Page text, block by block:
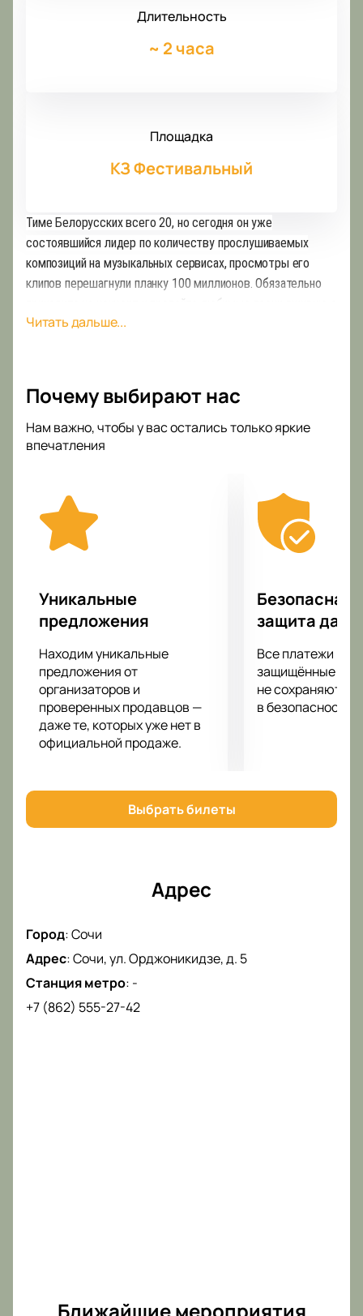
Длительность
~ 2 часа
Площадка
КЗ Фестивальный
Тиме Белорусских всего 20, но сегодня он уже
состоявшийся лидер по количеству прослушиваемых
композиций на музыкальных сервисах, просмотры его
клипов перешагнули планку 100 миллионов. Обязательно
их автором!
Читать дальше...
Почему выбирают нас
Нам важно, чтобы у вас остались только яркие
впечатления
Уникальные
предложения
Находим уникальные
предложения от
организаторов и
проверенных продавцов —
даже те, которых уже нет в
официальной продаже.
Безопасная
защита
Все платежи
защищённые
не сохраняются
в безопасности.
Выбрать билеты
Адрес
Город:Сочи
Адрес:Сочи, ул. Орджоникидзе, д. 5
Станция метро: -
+7 (862) 555-27-42